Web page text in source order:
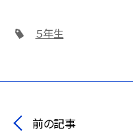
５年生
前の記事